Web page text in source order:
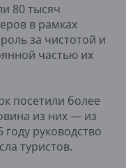
80 тысяч
в рамках
за чистотой и
частью их
посетили более
из них — из
руководство
туристов.